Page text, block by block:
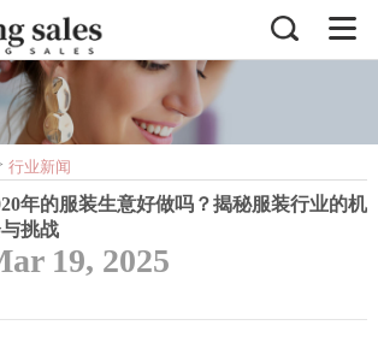
行业新闻
年的服装生意好做吗？揭秘服装行业的机
挑战
19, 2025